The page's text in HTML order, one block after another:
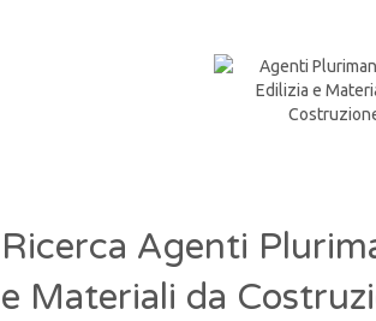
Ricerca Agenti
e Materiali da